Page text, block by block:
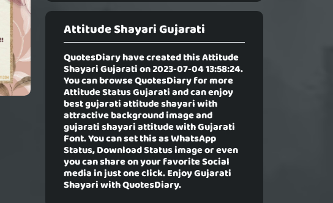
Attitude Shayari Gujarati
QuotesDiary have created thisAttitude
Shayari Gujaration 2023-07-04 13:58:24.
You can browse QuotesDiary for more
Attitude Status Gujarati and can enjoy
best gujarati attitude shayari with
attractive background image and
gujarati shayari attitude with Gujarati
Font. You can set this as WhatsApp
Status, Download Status image or even
you can share on your favorite Social
media in just one click. Enjoy Gujarati
Shayari with QuotesDiary.